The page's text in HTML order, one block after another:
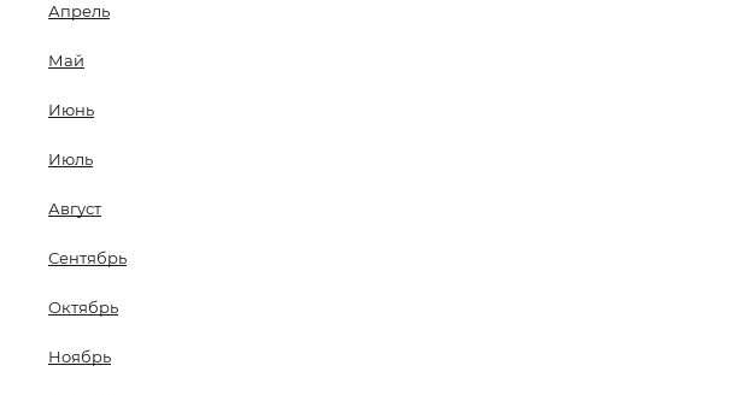
Апрель
Май
Июнь
Июль
Август
Сентябрь
Октябрь
Ноябрь